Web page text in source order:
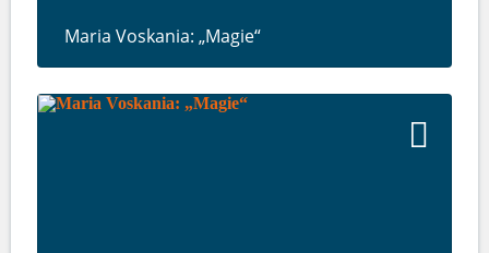
Maria Voskania: „Magie“